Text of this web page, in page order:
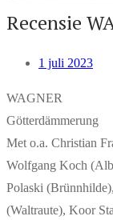
Recensie
1 juli 2023
WAGNER
Götterdämmerung
Met o.a. Christian
Wolfgang Koch
Polaski
(Waltraute), Koor